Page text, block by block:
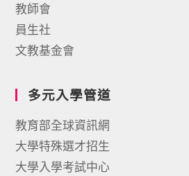
教師會
員生社
文教基金會
多元入學管道
教育部全球資訊網
大學特殊選才招生
大學入學考試中心